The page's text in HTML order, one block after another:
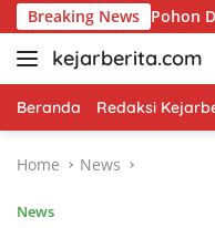
Skip
to
content
Breaking News
Pohon Demi
kejarberita.com
Beranda Redaksi
Home News
News